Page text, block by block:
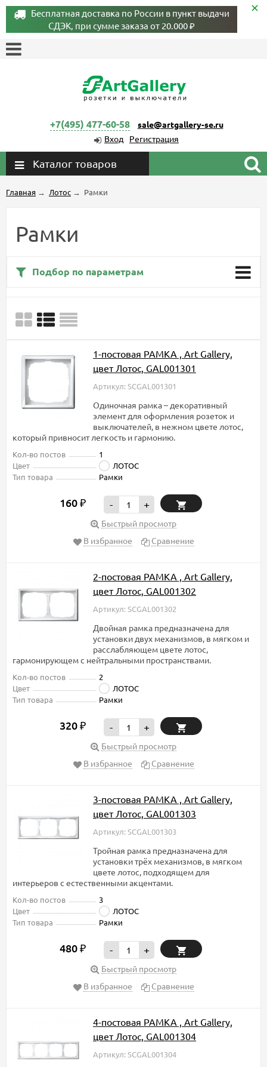
Бесплатная доставка по России в пункт выдачи
СДЭК, при сумме заказа от 20.000 ₽
+7(495) 477-60-58
sale@artgallery-se.ru
Вход
Регистрация
Каталог товаров
Главная → Лотос → Рамки
Рамки
Подбор по параметрам
1-постовая РАМКА , Art Gallery,
цвет Лотос, GAL001301
Артикул: SCGAL001301
Одиночная рамка – декоративный
элемент для оформления розеток и
выключателей, в нежном цвете лотос,
который привносит легкость и гармонию.
Кол-во постов
1
Цвет
ЛОТОС
Тип товара
Рамки
160 ₽ - +
Быстрый просмотр
В избранное
Сравнение
2-постовая РАМКА , Art Gallery,
цвет Лотос, GAL001302
Артикул: SCGAL001302
Двойная рамка предназначена для
установки двух механизмов, в мягком и
расслабляющем цвете лотос,
гармонирующем с нейтральными пространствами.
Кол-во постов
2
Цвет
ЛОТОС
Тип товара
Рамки
320 ₽ - +
Быстрый просмотр
В избранное
Сравнение
3-постовая РАМКА , Art Gallery,
цвет Лотос, GAL001303
Артикул: SCGAL001303
Тройная рамка предназначена для
установки трёх механизмов, в мягком
цвете лотос, подходящем для
интерьеров с естественными акцентами.
Кол-во постов
3
Цвет
ЛОТОС
Тип товара
Рамки
480 ₽ - +
Быстрый просмотр
В избранное
Сравнение
4-постовая РАМКА , Art Gallery,
цвет Лотос, GAL001304
Артикул: SCGAL001304